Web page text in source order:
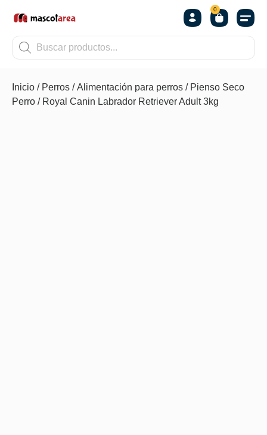
0
Inicio / Perros /Alimentación para perros / Pienso Seco
Perro / Royal Canin Labrador Retriever Adult 3kg